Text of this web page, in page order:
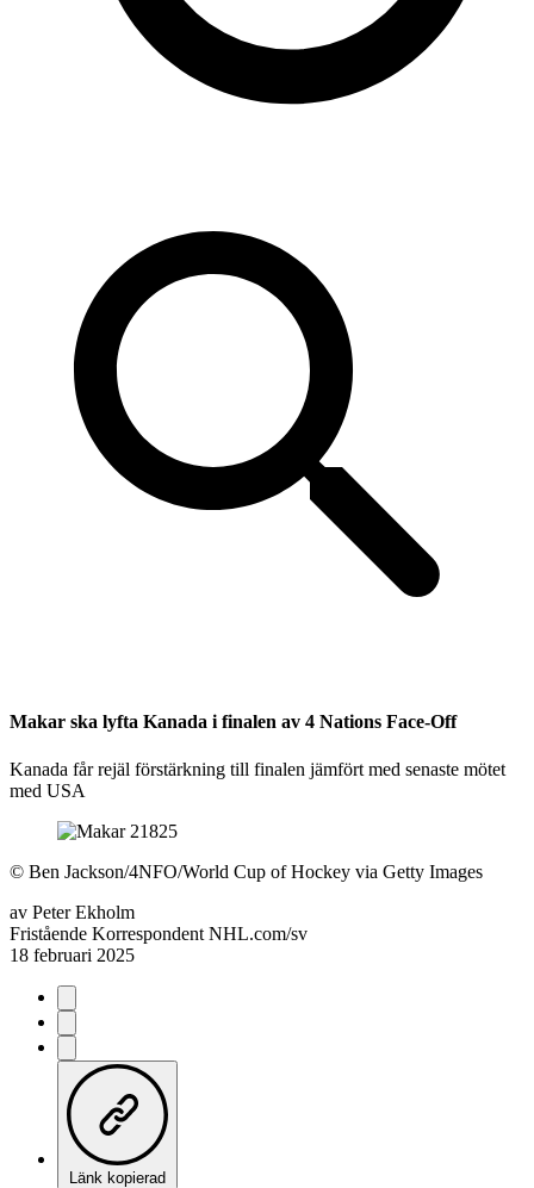
Makar ska lyfta Kanada i finalen av 4 Nations Face-Off
Kanada får rejäl förstärkning till finalen jämfört med senaste mötet
med USA
© Ben Jackson/4NFO/World Cup of Hockey via Getty Images
av Peter Ekholm
Fristående Korrespondent NHL.com/sv
18 februari 2025
Länk kopierad